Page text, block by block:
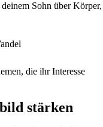
Sohn über Körper,
die ihr Interesse
stärken